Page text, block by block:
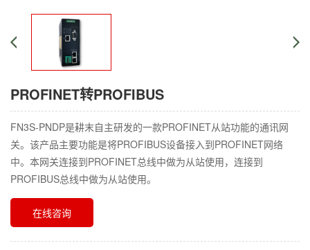
PROFINET转PROFIBUS
FN3S-PNDP是耕末自主研发的一款PROFINET从站功能的通讯网
关。该产品主要功能是将PROFIBUS设备接入到PROFINET网络
中。本网关连接到PROFINET总线中做为从站使用，连接到
PROFIBUS总线中做为从站使用。
在线咨询